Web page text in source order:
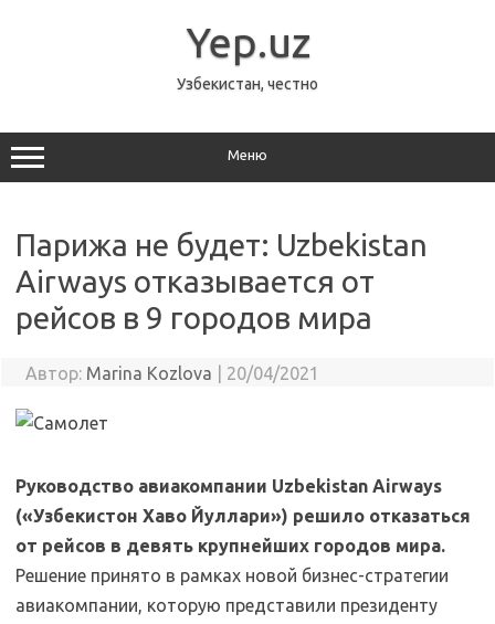
Yep.uz
Узбекистан, честно
Меню
Парижа не будет: Uzbekistan
Airways отказывается от
рейсов в 9 городов мира
Автор: Marina Kozlova 20/04/2021
Руководство авиакомпании Uzbekistan Airways
(«Узбекистон Хаво Йуллари») решило отказаться
от рейсов в девять крупнейших городов мира.
Решение принято в рамках новой бизнес-стратегии
авиакомпании, которую представили президенту